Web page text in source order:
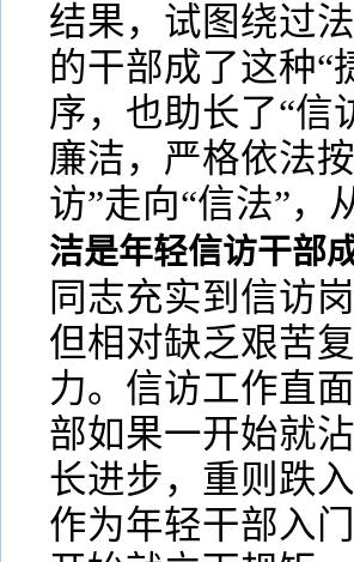
结果，试图绕过
的干部成了这种“
序，也助长了“信
廉洁，严格依法
访”走向“信法”，
洁是年轻信访干部
同志充实到信访
但相对缺乏艰苦
力。信访工作直
部如果一开始就
长进步，重则跌
作为年轻干部入